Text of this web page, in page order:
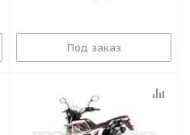
Под заказ